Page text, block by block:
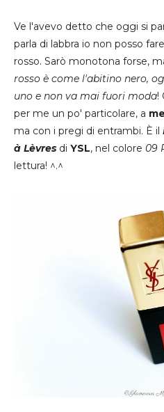
Ve l'avevo detto che oggi si
parla di labbra io non posso
rosso. Sarò monotona forse,
rosso è come l'abitino nero,
uno e non va mai fuori moda!
per me un po' particolare, a
ma con i pregi di entrambi. È il
à Lèvres di YSL, nel colore 09
lettura! ^.^